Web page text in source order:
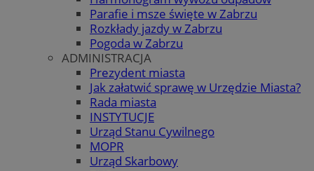
Parafie i msze święte w Zabrzu
Rozkłady jazdy w Zabrzu
Pogoda w Zabrzu
ADMINISTRACJA
Prezydent miasta
Jak załatwić sprawę w Urzędzie Miasta?
Rada miasta
INSTYTUCJE
Urząd Stanu Cywilnego
MOPR
Urząd Skarbowy